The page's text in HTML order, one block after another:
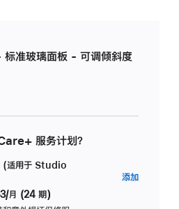
准玻璃面板 - 可调倾斜度
服务计划？
(适用于 Studio
月 (24 期)
添加